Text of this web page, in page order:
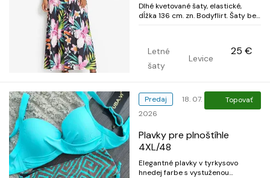
Dlhé kvetované šaty, elastické,
dĺžka 136 cm. zn. Bodyflirt. Šaty bez
Letné
šaty
Levice
25 €
Predaj
18. 07.
2026
Topovať
Plavky pre plnoštíhle
4XL/48
Elegantné plavky v tyrkysovo
hnedej farbe s vystuženou